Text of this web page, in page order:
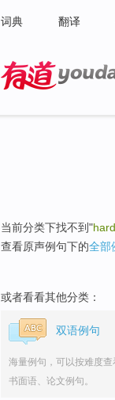
词典 翻译
当前分类下找不到"
查看原声例句下的全部
或者看看其他分类：
双语例句
海量例句，可以按难度查
书面语、论文例句。